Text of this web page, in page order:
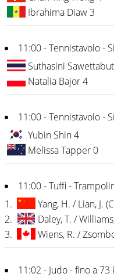
Ibrahima Diaw 3
11:00 - Tennistavolo -
Suthasini
Natalia Bajor 4
11:00 - Tennistavolo -
Yubin Shin 4
Melissa Tapper 0
11:00 - Tuffi -
1.
Yang, H. / Lian, J.
2.
Daley, T. /
3.
Wiens, R. /
11:02 - Judo - fino a